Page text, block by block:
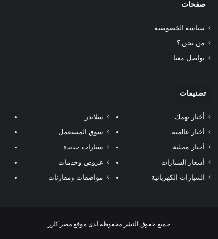
صفحات
سياسة الخصوصية
من نحن ؟
تواصل معنا
تصنيفات
أخبار تهمك
أخبار عالمية
أخبار محلية
أسعار السيارات
السيارات الكهربائية
سلايدر
سوق المستعمل
سيارات جديدة
عروض وخدمات
مواصفات ومقارنات
جميع حقوق النشر محفوظة لدى موقع مصر كارز